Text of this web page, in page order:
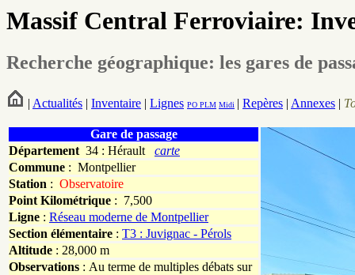
Massif Central Ferroviaire:
Recherche géographique: les gares de
| Actualités | Inventaire | Lignes PO PLM Midi | Repères | Annexes |
Gare de passage
Département 34 : Hérault carte
Commune : Montpellier
Station : Observatoire
Point Kilométrique : 7,500
Ligne : Réseau moderne de Montpellier
Section élémentaire : T3 : Juvignac - Pérols
Altitude : 28,000 m
Observations : Au terme de multiples débats sur